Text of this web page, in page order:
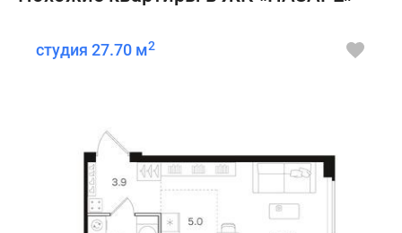
студия 27.70 м2